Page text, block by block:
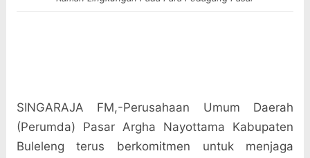
SINGARAJA FM,-Perusahaan Umum Daerah
(Perumda) Pasar Argha Nayottama Kabupaten
Buleleng terus berkomitmen untuk menjaga